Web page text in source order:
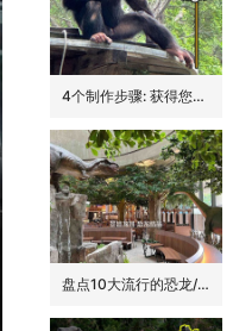
4个制作步骤: 获得您的动物手偶
盘点10大流行的恐龙/侏罗纪主题花园餐吧的景观装饰